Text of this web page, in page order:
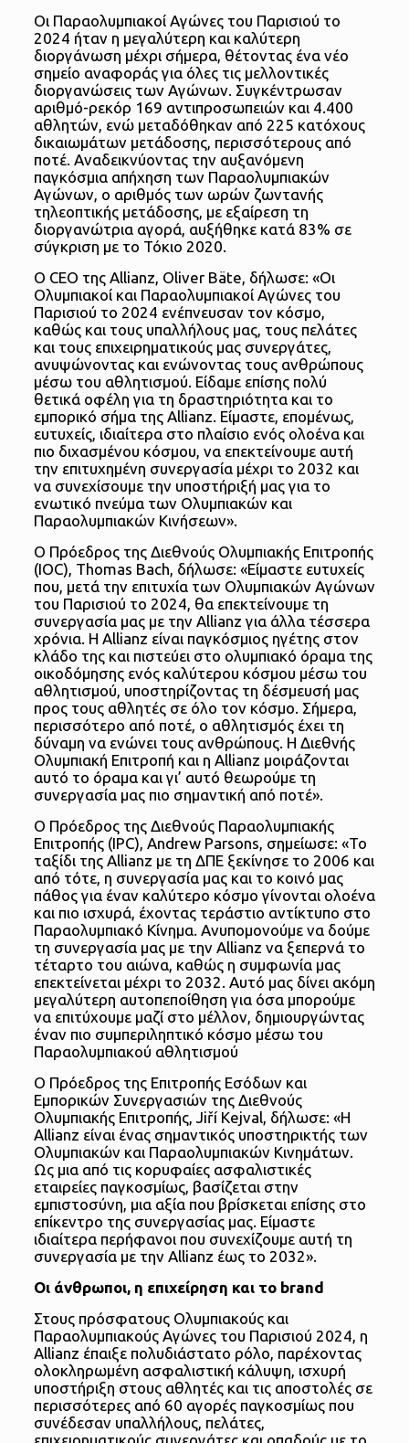
Οι Παραολυμπιακοί Αγώνες του Παρισιού το
2024 ήταν η μεγαλύτερη και καλύτερη
διοργάνωση μέχρι σήμερα, θέτοντας ένα νέο
σημείο αναφοράς για όλες τις μελλοντικές
διοργανώσεις των Αγώνων. Συγκέντρωσαν
αριθμό-ρεκόρ 169 αντιπροσωπειών και 4.400
αθλητών, ενώ μεταδόθηκαν από 225 κατόχους
δικαιωμάτων μετάδοσης, περισσότερους από
ποτέ. Αναδεικνύοντας την αυξανόμενη
παγκόσμια απήχηση των Παραολυμπιακών
Αγώνων, ο αριθμός των ωρών ζωντανής
τηλεοπτικής μετάδοσης, με εξαίρεση τη
διοργανώτρια αγορά, αυξήθηκε κατά 83% σε
σύγκριση με το Τόκιο 2020.
Ο CEO της Allianz, Oliver Bäte, δήλωσε: «Οι
Ολυμπιακοί και Παραολυμπιακοί Αγώνες του
Παρισιού το 2024 ενέπνευσαν τον κόσμο,
καθώς και τους υπαλλήλους μας, τους πελάτες
και τους επιχειρηματικούς μας συνεργάτες,
ανυψώνοντας και ενώνοντας τους ανθρώπους
μέσω του αθλητισμού. Είδαμε επίσης πολύ
θετικά οφέλη για τη δραστηριότητα και το
εμπορικό σήμα της Allianz. Είμαστε, επομένως,
ευτυχείς, ιδιαίτερα στο πλαίσιο ενός ολοένα και
πιο διχασμένου κόσμου, να επεκτείνουμε αυτή
την επιτυχημένη συνεργασία μέχρι το 2032 και
να συνεχίσουμε την υποστήριξή μας για το
ενωτικό πνεύμα των Ολυμπιακών και
Παραολυμπιακών Κινήσεων».
Ο Πρόεδρος της Διεθνούς Ολυμπιακής Επιτροπής
(IOC), Thomas Bach, δήλωσε: «Είμαστε ευτυχείς
που, μετά την επιτυχία των Ολυμπιακών Αγώνων
του Παρισιού το 2024, θα επεκτείνουμε τη
συνεργασία μας με την Allianz για άλλα τέσσερα
χρόνια. Η Allianz είναι παγκόσμιος ηγέτης στον
κλάδο της και πιστεύει στο ολυμπιακό όραμα της
οικοδόμησης ενός καλύτερου κόσμου μέσω του
αθλητισμού, υποστηρίζοντας τη δέσμευσή μας
προς τους αθλητές σε όλο τον κόσμο. Σήμερα,
περισσότερο από ποτέ, ο αθλητισμός έχει τη
δύναμη να ενώνει τους ανθρώπους. Η Διεθνής
Ολυμπιακή Επιτροπή και η Allianz μοιράζονται
αυτό το όραμα και γι’ αυτό θεωρούμε τη
συνεργασία μας πιο σημαντική από ποτέ».
Ο Πρόεδρος της Διεθνούς Παραολυμπιακής
Επιτροπής (IPC), Andrew Parsons, σημείωσε: «Το
ταξίδι της Allianz με τη ΔΠΕ ξεκίνησε το 2006 και
από τότε, η συνεργασία μας και το κοινό μας
πάθος για έναν καλύτερο κόσμο γίνονται ολοένα
και πιο ισχυρά, έχοντας τεράστιο αντίκτυπο στο
Παραολυμπιακό Κίνημα. Ανυπομονούμε να δούμε
τη συνεργασία μας με την Allianz να ξεπερνά το
τέταρτο του αιώνα, καθώς η συμφωνία μας
επεκτείνεται μέχρι το 2032. Αυτό μας δίνει ακόμη
μεγαλύτερη αυτοπεποίθηση για όσα μπορούμε
να επιτύχουμε μαζί στο μέλλον, δημιουργώντας
έναν πιο συμπεριληπτικό κόσμο μέσω του
Παραολυμπιακού αθλητισμού
Ο Πρόεδρος της Επιτροπής Εσόδων και
Εμπορικών Συνεργασιών της Διεθνούς
Ολυμπιακής Επιτροπής, Jiří Kejval, δήλωσε: «Η
Allianz είναι ένας σημαντικός υποστηρικτής των
Ολυμπιακών και Παραολυμπιακών Κινημάτων.
Ως μια από τις κορυφαίες ασφαλιστικές
εταιρείες παγκοσμίως, βασίζεται στην
εμπιστοσύνη, μια αξία που βρίσκεται επίσης στο
επίκεντρο της συνεργασίας μας. Είμαστε
ιδιαίτερα περήφανοι που συνεχίζουμε αυτή τη
συνεργασία με την Allianz έως το 2032».
Οι άνθρωποι, η επιχείρηση και το brand
Στους πρόσφατους Ολυμπιακούς και
Παραολυμπιακούς Αγώνες του Παρισιού 2024, η
Allianz έπαιξε πολυδιάστατο ρόλο, παρέχοντας
ολοκληρωμένη ασφαλιστική κάλυψη, ισχυρή
υποστήριξη στους αθλητές και τις αποστολές σε
περισσότερες από 60 αγορές παγκοσμίως που
συνέδεσαν υπαλλήλους, πελάτες,